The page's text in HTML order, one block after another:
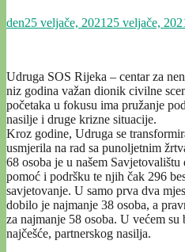
den25 veljače, 2021 25 veljače,
Udruga SOS Rijeka – centar za
niz godina važan dionik civilne
početaka u fokusu ima pružanje
nasilje i druge krizne situacije.
Kroz godine, Udruga se
usmjerila na rad sa punoljetnim
68 osoba je u našem
pomoć i podršku te njih čak 296
savjetovanje. U samo prva dva
dobilo je najmanje 38 osoba, a
za najmanje 58 osoba. U većem
najčešće, partnerskog nasilja.